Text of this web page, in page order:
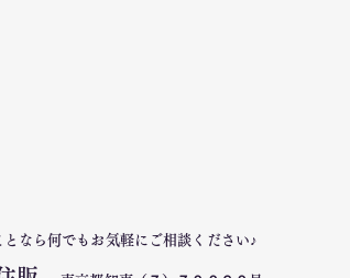
となら何でもお気軽にご相談ください♪